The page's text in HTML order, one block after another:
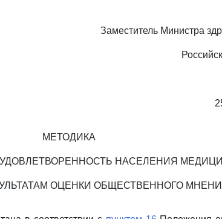
Заместитель Министра
МЕТОДИКА
НАСЕЛЕНИЯ
ОЦЕНКИ ОБЩЕСТВЕННОГО